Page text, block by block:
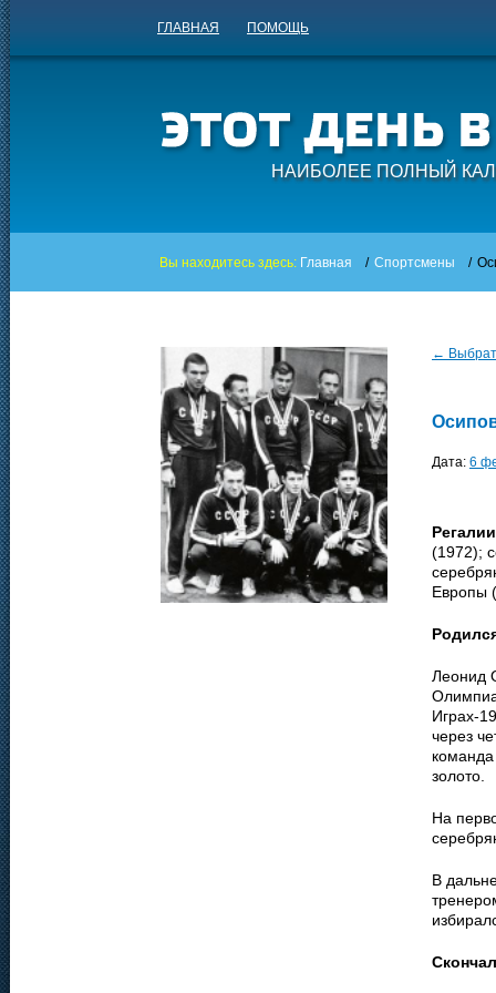
ГЛАВНАЯ ПОМОЩЬ
НАИБОЛЕЕ ПОЛНЫЙ
Вы находитесь здесь: Главная / Спортсмены /
←
Дата: 6
(1972);
Европы
Леонид
Играх-
через
золото.
На
В